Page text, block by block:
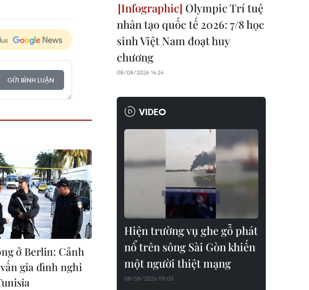
GỬI BÌNH LUẬN
ở Berlin: Cảnh
gia đình nghi
Olympic Trí tuệ
nhân tạo quốc tế 2026: 7/8 học
sinh Việt Nam đoạt huy
chương
08/08/2026 14:24
VIDEO
Hiện trường vụ ghe gỗ phát
nổ trên sông Sài Gòn khiến
một người thiệt mạng
08/08/2026 09:03